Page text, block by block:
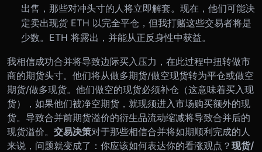
出售，那些对冲头寸的人将立即解套。现在，他们可能决
定卖出现货 ETH 以完全平仓，但我打赌这些交易者将是
少数。ETH 将露出，并能从正反身性中获益。
我相信成功合并将导致边际买入压力，在此过程中扭转做市
商的期货头寸。他们将从做多期货/做空现货转为平仓或做空
期货/做多现货。他们做空的现货必须补仓（这意味着买入现
货），如果他们被净空期货，就现须进入市场购买额外的现
货。导致合并前期货溢价的衍生品流动缩减将导致合并后的
现货溢价。 交易决策对于那些相信合并将如期顺利完成的人
来说，问题就变成了：你应该如何表达你的看涨观点？ 现货/